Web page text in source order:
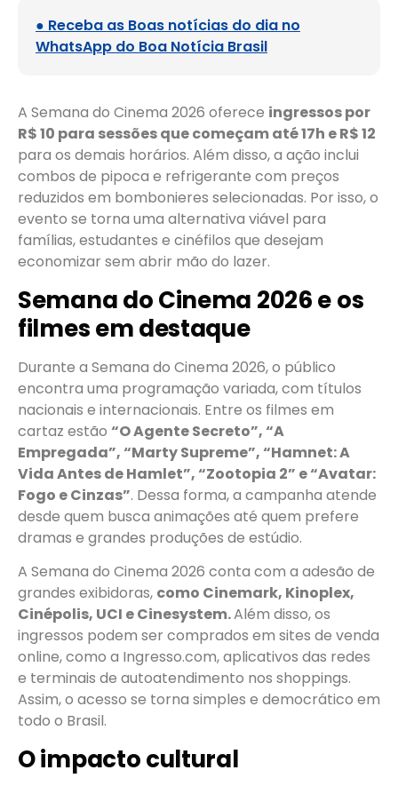
● Receba as Boas notícias do dia no
WhatsApp do Boa Notícia Brasil
A Semana do Cinema 2026 oferece ingressos por
R$ 10 para sessões que começam até 17h e R$ 12
para os demais horários. Além disso, a ação inclui
combos de pipoca e refrigerante com preços
reduzidos em bombonieres selecionadas. Por isso, o
evento se torna uma alternativa viável para
famílias, estudantes e cinéfilos que desejam
economizar sem abrir mão do lazer.
Semana do Cinema 2026 e os
filmes em destaque
Durante a Semana do Cinema 2026, o público
encontra uma programação variada, com títulos
nacionais e internacionais. Entre os filmes em
cartaz estão “O Agente Secreto”, “A
Empregada”, “Marty Supreme”, “Hamnet: A
Vida Antes de Hamlet”, “Zootopia 2” e “Avatar:
Fogo e Cinzas”. Dessa forma, a campanha atende
desde quem busca animações até quem prefere
dramas e grandes produções de estúdio.
A Semana do Cinema 2026 conta com a adesão de
grandes exibidoras, como Cinemark, Kinoplex,
Cinépolis, UCI e Cinesystem.Além disso, os
ingressos podem ser comprados em sites de venda
online, como a Ingresso.com, aplicativos das redes
e terminais de autoatendimento nos shoppings.
Assim, o acesso se torna simples e democrático em
todo o Brasil.
O impacto cultural